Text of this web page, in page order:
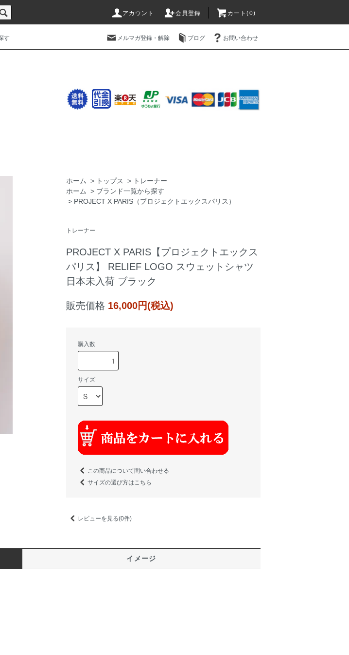
アカウント 会員登録 カート(0)
す メルマガ登録・解除 ブログ お問い合わせ
ホーム > トップス > トレーナー
ホーム
> ブランド一覧から探す
> PROJECT X PARIS（プロジェクトエックスパリス）
トレーナー
PROJECT X PARIS【プロジェクトエックス
パリス】 RELIEF LOGO スウェットシャツ
日本未入荷 ブラック
販売価格 16,000円(税込)
購入数
サイズ
この商品について問い合わせる
サイズの選び方はこちら
レビューを見る(0件)
イメージ